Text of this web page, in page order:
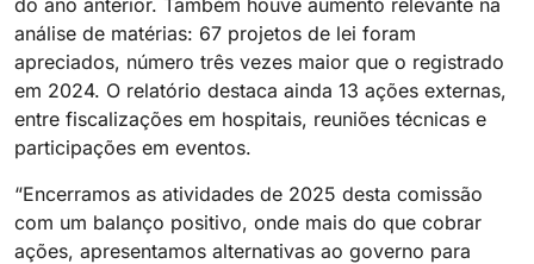
do ano anterior. Também houve aumento relevante na
análise de matérias: 67 projetos de lei foram
apreciados, número três vezes maior que o registrado
em 2024. O relatório destaca ainda 13 ações externas,
entre fiscalizações em hospitais, reuniões técnicas e
participações em eventos.
“Encerramos as atividades de 2025 desta comissão
com um balanço positivo, onde mais do que cobrar
ações, apresentamos alternativas ao governo para